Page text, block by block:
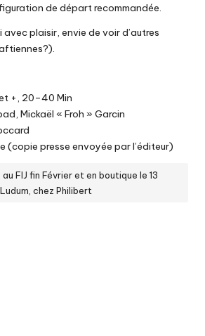
de départ recommandée.
avec plaisir, envie de voir d’autres
?).
+, 20–40 Min
Mickaël « Froh » Garcin
(copie presse envoyée par l’éditeur)
FIJ fin Février et en boutique le 13
Ludum , chezPhilibert